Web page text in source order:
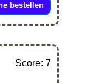
bestellen
Score: 7